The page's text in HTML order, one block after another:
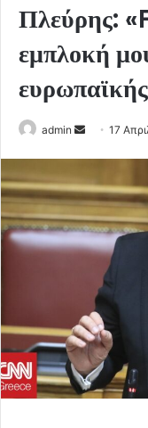
Πλεύρης:
εμπλοκή
admin
Send17